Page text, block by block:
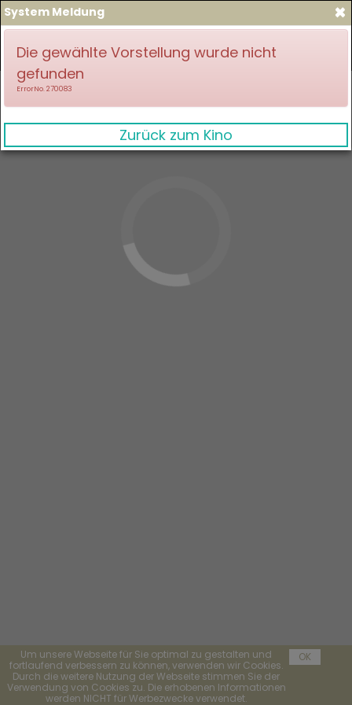
Um unsere Webseite für Sie optimal zu gestalten und
fortlaufend verbessern zu können, verwenden wir Cookies.
Durch die weitere Nutzung der Webseite stimmen Sie der
Verwendung von Cookies zu. Die erhobenen Informationen
werden NICHT für Werbezwecke verwendet.
OK
×
System Meldung
Die gewählte Vorstellung wurde nicht
gefunden
ErrorNo. 270083
Zurück zum Kino